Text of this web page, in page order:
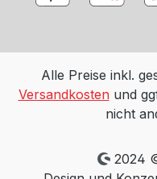
Alle Preise inkl.
Versandkostenund
nicht
2024